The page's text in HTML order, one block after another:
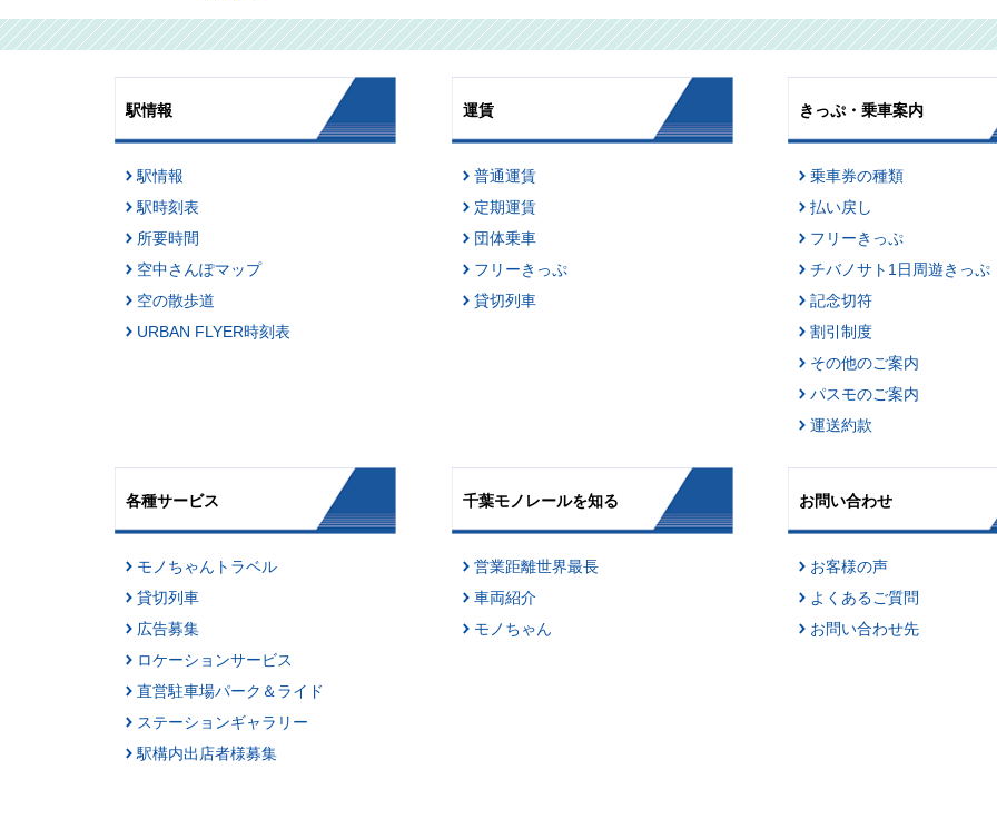
駅情報
駅情報
駅時刻表
所要時間
空中さんぽマップ
空の散歩道
URBAN FLYER時刻表
運賃
普通運賃
定期運賃
団体乗車
フリーきっぷ
貸切列車
きっぷ・乗車案内
乗車券の種類
払い戻し
フリーきっぷ
チバノサト1日周遊きっぷ
記念切符
割引制度
その他のご案内
パスモのご案内
運送約款
各種サービス
モノちゃんトラベル
貸切列車
広告募集
ロケーションサービス
直営駐車場パーク＆ライド
ステーションギャラリー
駅構内出店者様募集
千葉モノレールを知る
営業距離世界最長
車両紹介
モノちゃん
お問い合わせ
お客様の声
よくあるご質問
お問い合わせ先